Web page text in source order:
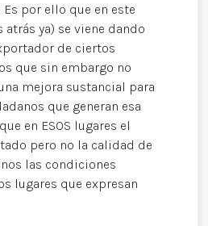
Es por ello que en este
ya) se viene dando
de ciertos
que sin embargo no
mejora sustancial para
que generan esa
en ESOS lugares el
pero no la calidad de
las condiciones
lugares que expresan